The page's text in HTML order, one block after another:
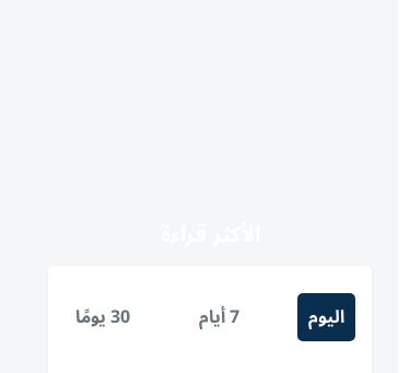
اليوم 7 أيام 30 يومًا